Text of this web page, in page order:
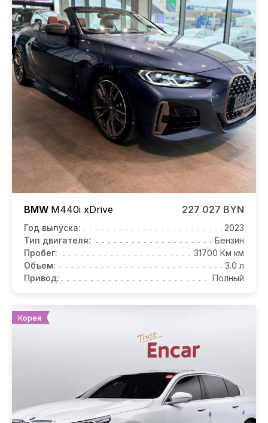
BMW M440i xDrive 227 027 BYN
Год выпуска:
2023
Тип двигателя:
Бензин
Пробег:
31700 Км км
Объем:
3.0 л
Привод:
Полный
Корея